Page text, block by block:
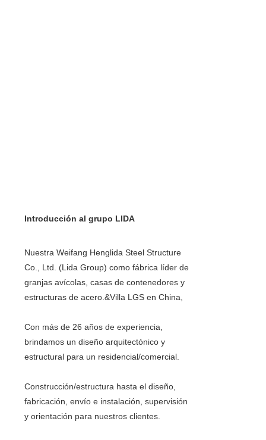
Introducción al grupo LIDA
Nuestra Weifang Henglida Steel Structure
Co., Ltd. (Lida Group) como fábrica líder de
granjas avícolas, casas de contenedores y
Con más de 26 años de experiencia,
brindamos un diseño arquitectónico y
Construcción/estructura hasta el diseño,
fabricación, envío e instalación, supervisión